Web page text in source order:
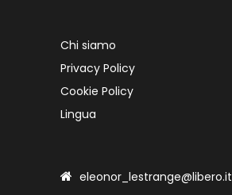
Chi siamo
Privacy Policy
Cookie Policy
Lingua
eleonor_lestrange@libero.it